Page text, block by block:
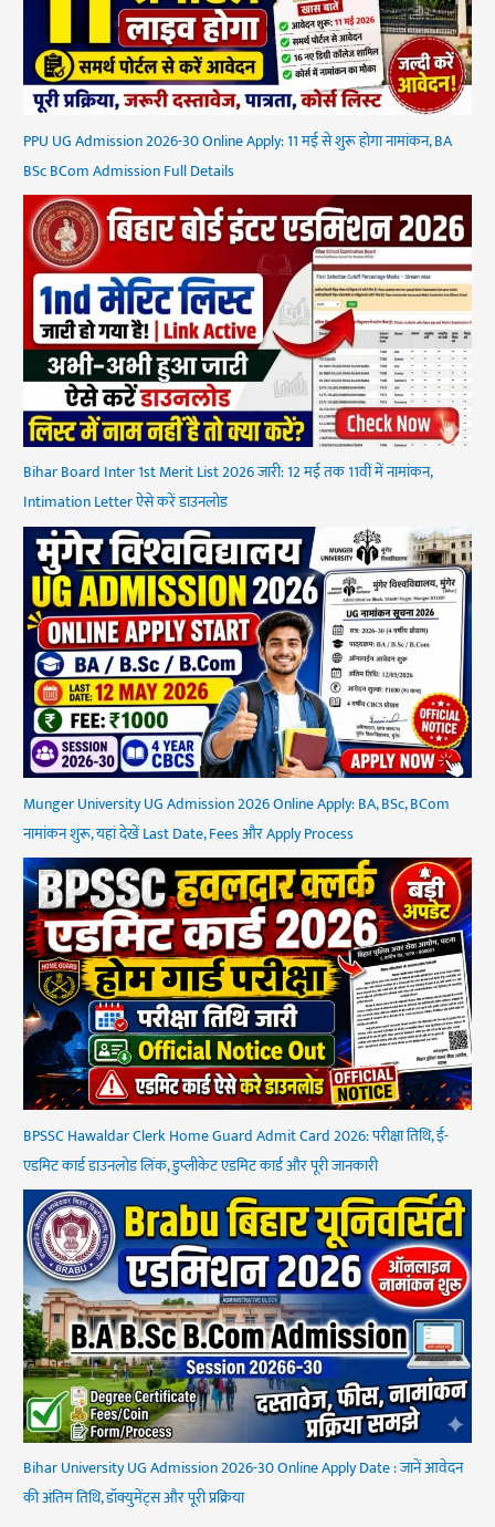
PPU UG Admission 2026-30 Online Apply: 11 मई से शुरू होगा नामांकन, BA
BSc BCom Admission Full Details
Bihar Board Inter 1st Merit List 2026 जारी: 12 मई तक 11वीं में नामांकन,
Intimation Letter ऐसे करें डाउनलोड
Munger University UG Admission 2026 Online Apply: BA, BSc, BCom
नामांकन शुरू, यहां देखें Last Date, Fees और Apply Process
BPSSC Hawaldar Clerk Home Guard Admit Card 2026: परीक्षा तिथि, ई-
एडमिट कार्ड डाउनलोड लिंक, डुप्लीकेट एडमिट कार्ड और पूरी जानकारी
Bihar University UG Admission 2026-30 Online Apply Date : जानें आवेदन
की अंतिम तिथि, डॉक्युमेंट्स और पूरी प्रक्रिया